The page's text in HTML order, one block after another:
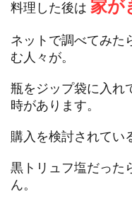
料理した後は 家が
ネットで調べてみた
む人々が。
瓶をジップ袋に入れ
時があります。
購入を検討されてい
黒トリュフ塩だった
ん。